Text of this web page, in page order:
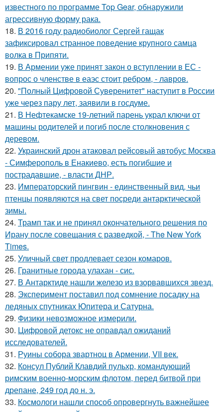
известного по программе Top Gear, обнаружили
агрессивную форму рака.
18. В 2016 году радиобиолог Сергей гащак
зафиксировал странное поведение крупного самца
волка в Припяти.
19. В Армении уже принят закон о вступлении в ЕС -
вопрос о членстве в еаэс стоит ребром, - лавров.
20. "Полный Цифровой Суверенитет" наступит в России
уже через пару лет, заявили в госдуме.
21. В Нефтекамске 19-летний парень украл ключи от
машины родителей и погиб после столкновения с
деревом.
22. Украинский дрон атаковал рейсовый автобус Москва
- Симферополь в Енакиево, есть погибшие и
пострадавшие, - власти ДНР.
23. Императорский пингвин - единственный вид, чьи
птенцы появляются на свет посреди антарктической
зимы.
24. Трамп так и не принял окончательного решения по
Ирану после совещания с разведкой, - The New York
Times.
25. Уличный свет продлевает сезон комаров.
26. Гранитные города улахан - сис.
27. В Антарктиде нашли железо из взорвавшихся звезд.
28. Эксперимент поставил под сомнение посадку на
ледяных спутниках Юпитера и Сатурна.
29. Физики невозможное измерили.
30. Цифровой детокс не оправдал ожиданий
исследователей.
31. Руины собора звартноц в Армении, VII век.
32. Консул Публий Клавдий пульхр, командующий
римским военно-морским флотом, перед битвой при
дрепане, 249 год до н. э.
33. Космологи нашли способ опровергнуть важнейшее